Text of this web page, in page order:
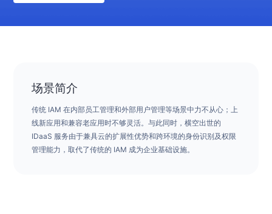
场景简介
传统 IAM 在内部员工管理和外部用户管理等场景中力不从心；上
线新应用和兼容老应用时不够灵活。与此同时，横空出世的
IDaaS 服务由于兼具云的扩展性优势和跨环境的身份识别及权限
管理能力，取代了传统的 IAM 成为企业基础设施。